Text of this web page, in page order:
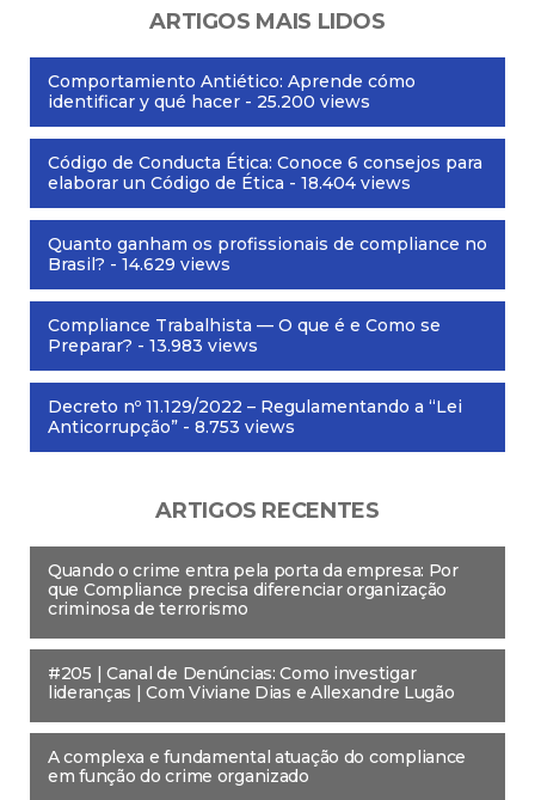
ARTIGOS MAIS LIDOS
Comportamiento Antiético: Aprende cómo
identificar y qué hacer - 25.200 views
Código de Conducta Ética: Conoce 6 consejos para
elaborar un Código de Ética - 18.404 views
Quanto ganham os profissionais de compliance no
Brasil? - 14.629 views
Compliance Trabalhista — O que é e Como se
Preparar? - 13.983 views
Decreto nº 11.129/2022 – Regulamentando a “Lei
Anticorrupção” - 8.753 views
ARTIGOS RECENTES
Quando o crime entra pela porta da empresa: Por
que Compliance precisa diferenciar organização
criminosa de terrorismo
#205 | Canal de Denúncias: Como investigar
lideranças | Com Viviane Dias e Allexandre Lugão
A complexa e fundamental atuação do compliance
em função do crime organizado